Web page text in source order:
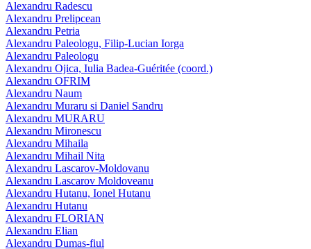
Alexandru Radescu
Alexandru Prelipcean
Alexandru Petria
Alexandru Paleologu, Filip-Lucian Iorga
Alexandru Paleologu
Alexandru Ojica, Iulia Badea-Guéritée (coord.)
Alexandru OFRIM
Alexandru Naum
Alexandru Muraru si Daniel Sandru
Alexandru MURARU
Alexandru Mironescu
Alexandru Mihaila
Alexandru Mihail Nita
Alexandru Lascarov-Moldovanu
Alexandru Lascarov Moldoveanu
Alexandru Hutanu, Ionel Hutanu
Alexandru Hutanu
Alexandru FLORIAN
Alexandru Elian
Alexandru Dumas-fiul